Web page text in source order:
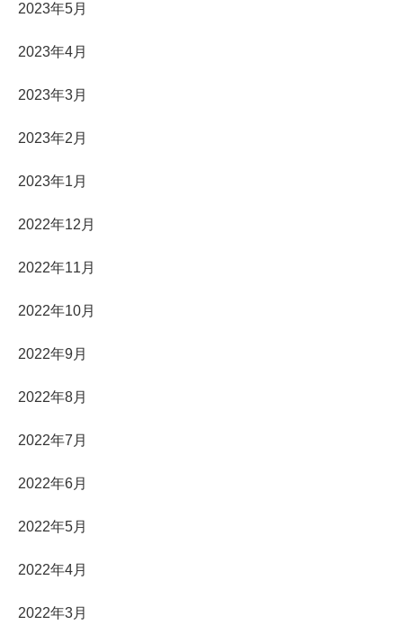
2023年5月
2023年4月
2023年3月
2023年2月
2023年1月
2022年12月
2022年11月
2022年10月
2022年9月
2022年8月
2022年7月
2022年6月
2022年5月
2022年4月
2022年3月